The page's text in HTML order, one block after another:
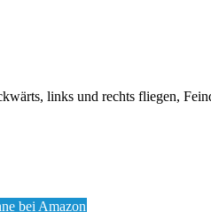
links und rechts fliegen,
bei Amazon